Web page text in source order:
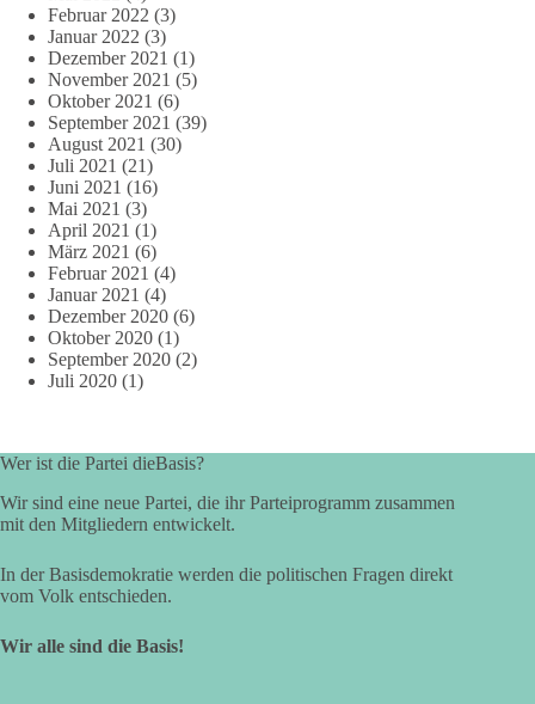
Februar 2022 (3)
Januar 2022 (3)
Dezember 2021 (1)
November 2021 (5)
Oktober 2021 (6)
September 2021 (39)
August 2021 (30)
Juli 2021 (21)
Juni 2021 (16)
Mai 2021 (3)
April 2021 (1)
März 2021 (6)
Februar 2021 (4)
Januar 2021 (4)
Dezember 2020 (6)
Oktober 2020 (1)
September 2020 (2)
Juli 2020 (1)
Wer ist die Partei dieBasis?
Wir sind eine neue Partei, die ihr Parteiprogramm zusammen
mit den Mitgliedern entwickelt.
In der Basisdemokratie werden die politischen Fragen direkt
vom Volk entschieden.
Wir alle sind die Basis!